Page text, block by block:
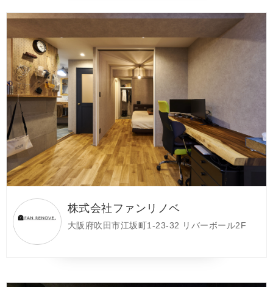
株式会社ファンリノベ
大阪府吹田市江坂町1-23-32 リバーボール2F